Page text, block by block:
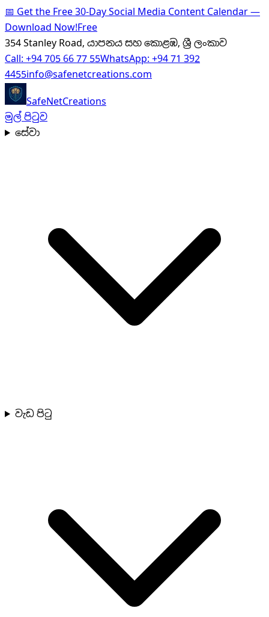
📅Get the Free 30-Day Social Media Content Calendar —
Download Now!Free
354 Stanley Road, යාපනය සහ කොළඹ, ශ්‍රී ලංකාව
Call:+94 705 66 77 55WhatsApp:+94 71 392
4455info@safenetcreations.com
SafeNetCreations
මුල් පිටුව
සේවා
වැඩ පිටු